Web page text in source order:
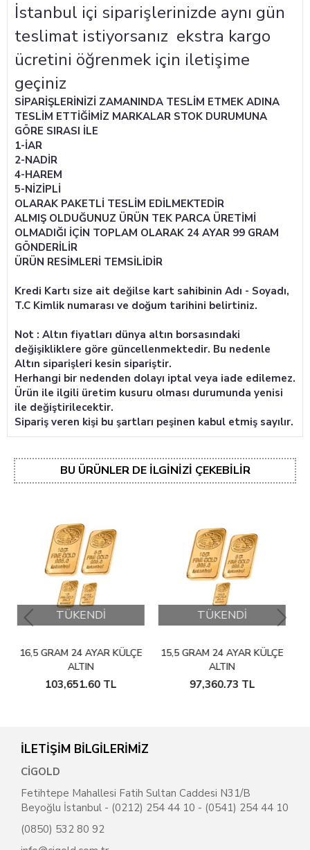
İstanbul içi siparişlerinizde aynı gün
teslimat istiyorsanız ekstra kargo
ücretini öğrenmek için iletişime
geçiniz
SİPARİŞLERİNİZİ ZAMANINDA TESLİM ETMEK ADINA
TESLİM ETTİĞİMİZ MARKALAR STOK DURUMUNA
GÖRE SIRASI İLE
1-İAR
2-NADİR
4-HAREM
5-NİZİPLİ
OLARAK PAKETLİ TESLİM EDİLMEKTEDİR
ALMIŞ OLDUĞUNUZ ÜRÜN TEK PARCA ÜRETİMİ
OLMADIĞI İÇİN TOPLAM OLARAK 24 AYAR 99 GRAM
GÖNDERİLİR
ÜRÜN RESİMLERİ TEMSİLİDİR
Kredi Kartı size ait değilse kart sahibinin Adı - Soyadı,
T.C Kimlik numarası ve doğum tarihini belirtiniz.
Not : Altın fiyatları dünya altın borsasındaki
değişikliklere göre güncellenmektedir. Bu nedenle
Altın siparişleri kesin sipariştir.
Herhangi bir nedenden dolayı iptal veya iade edilemez.
Ürün ile ilgili üretim kusuru olması durumunda yenisi
ile değiştirilecektir.
Sipariş veren kişi bu şartları peşinen kabul etmiş sayılır.
BU ÜRÜNLER DE İLGINIZI ÇEKEBILIR
KÜLÇE
15,5 GRAM 24 AYAR KÜLÇE
97,360.73
TÜKENDİ
14,5 GRAM 24 AYAR
91,107.48
İLETİŞİM BİLGİLERİMİZ
CİGOLD
Fetihtepe Mahallesi Fatih Sultan Caddesi N31/B
Beyoğlu İstanbul - (0212) 254 44 10 - (0541) 254 44 10
(0850) 532 80 92